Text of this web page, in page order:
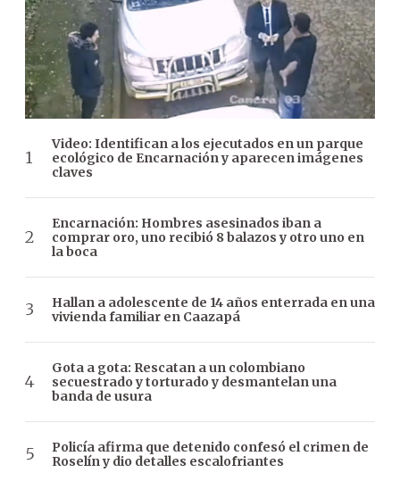
Video: Identifican a los ejecutados en un parque
ecológico de Encarnación y aparecen imágenes
claves
Encarnación: Hombres asesinados iban a
comprar oro, uno recibió 8 balazos y otro uno en
la boca
Hallan a adolescente de 14 años enterrada en una
vivienda familiar en Caazapá
Gota a gota: Rescatan a un colombiano
secuestrado y torturado y desmantelan una
banda de usura
Policía afirma que detenido confesó el crimen de
Roselín y dio detalles escalofriantes